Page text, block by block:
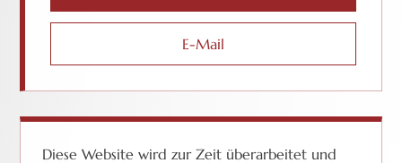
E-Mail
Diese Website wird zur Zeit überarbeitet und